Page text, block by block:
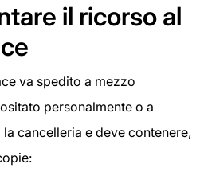
il ricorso al
va spedito a mezzo
personalmente o a
cancelleria e deve contenere,